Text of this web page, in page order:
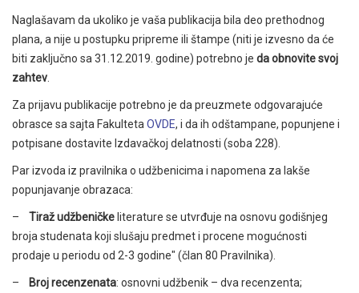
Naglašavam da ukoliko je vaša publikacija bila deo prethodnog
plana, a nije u postupku pripreme ili štampe (niti je izvesno da će
biti zaključno sa 31.12.2019. godine) potrebno je da obnovite svoj
zahtev
Za prijavu publikacije potrebno je da preuzmete odgovarajuće
obrasce sa sajta Fakulteta OVDE, i da ih odštampane, popunjene i
potpisane dostavite Izdavačkoj delatnosti (soba 228).
Par izvoda iz pravilnika o udžbenicima i napomena za lakše
popunjavanje obrazaca:
– Tiraž udžbeničke literature se utvrđuje na osnovu godišnjeg
broja studenata koji slušaju predmet i procene mogućnosti
prodaje u periodu od 2-3 godine" (član 80 Pravilnika).
– Broj recenzenata: osnovni udžbenik – dva recenzenta;